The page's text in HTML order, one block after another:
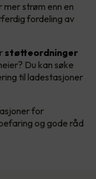
strøm enn en
fordeling av
støtteordninger
Du kan søke
til ladestasjoner
for
og gode råd